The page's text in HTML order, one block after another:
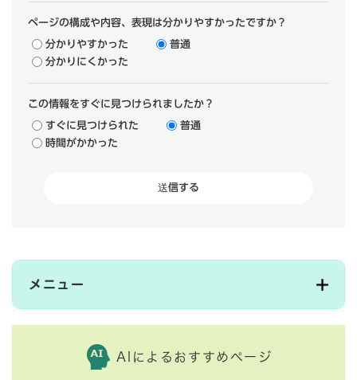
ページの構成や内容、表現は分かりやすかったですか？
分かりやすかった
普通
分かりにくかった
この情報をすぐに見つけられましたか？
すぐに見つけられた
普通
時間がかかった
メニュー
AIによるおすすめページ